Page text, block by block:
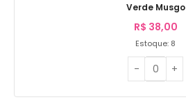
Verde Musgo
R$ 38,00
Estoque: 8